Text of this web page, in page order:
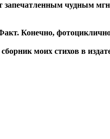
запечатленным чудным
Конечно,
моих стихов в